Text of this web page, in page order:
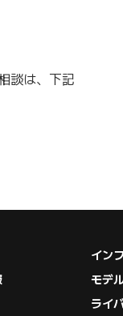
談は、下記
イン
モデ
ライ